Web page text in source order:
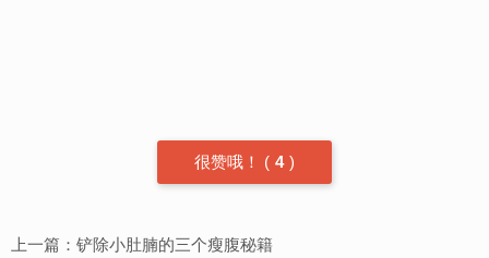
很赞哦！ ( 4 )
上一篇： 铲除小肚腩的三个瘦腹秘籍